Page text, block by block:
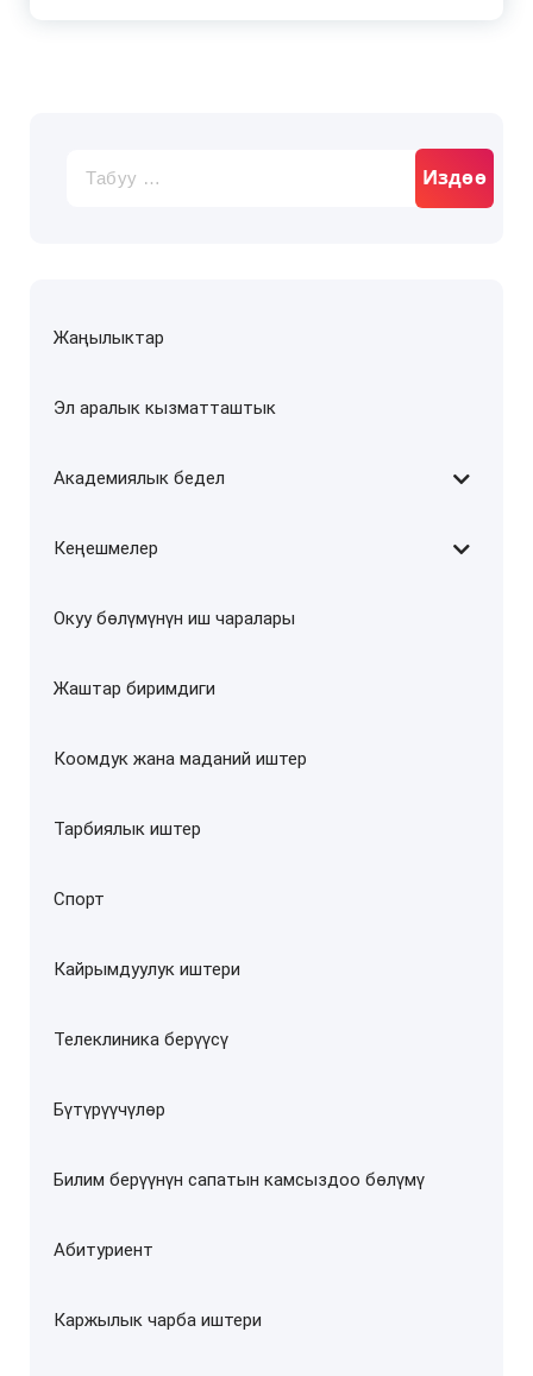
Жаңылыктар
Эл аралык кызматташтык
Академиялык бедел
Кеңешмелер
Окуу бөлүмүнүн иш чаралары
Жаштар биримдиги
Коомдук жана маданий иштер
Тарбиялык иштер
Спорт
Кайрымдуулук иштери
Телеклиника берүүсү
Бүтүрүүчүлөр
Билим берүүнүн сапатын камсыздоо бөлүмү
Абитуриент
Каржылык чарба иштери